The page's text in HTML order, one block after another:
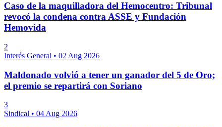
Caso de la maquilladora del Hemocentro: Tribunal
revocó la condena contra ASSE y Fundación
Hemovida
2
Interés General • 02 Aug 2026
Maldonado volvió a tener un ganador del 5 de Oro;
el premio se repartirá con Soriano
3
Sindical • 04 Aug 2026